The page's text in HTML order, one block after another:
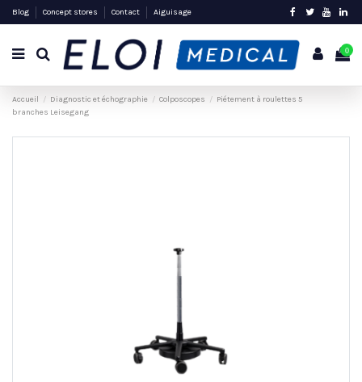
Blog Concept stores Contact Aiguisage
0
Accueil Diagnostic et échographie Colposcopes
Piétement à roulettes 5
branches Leisegang